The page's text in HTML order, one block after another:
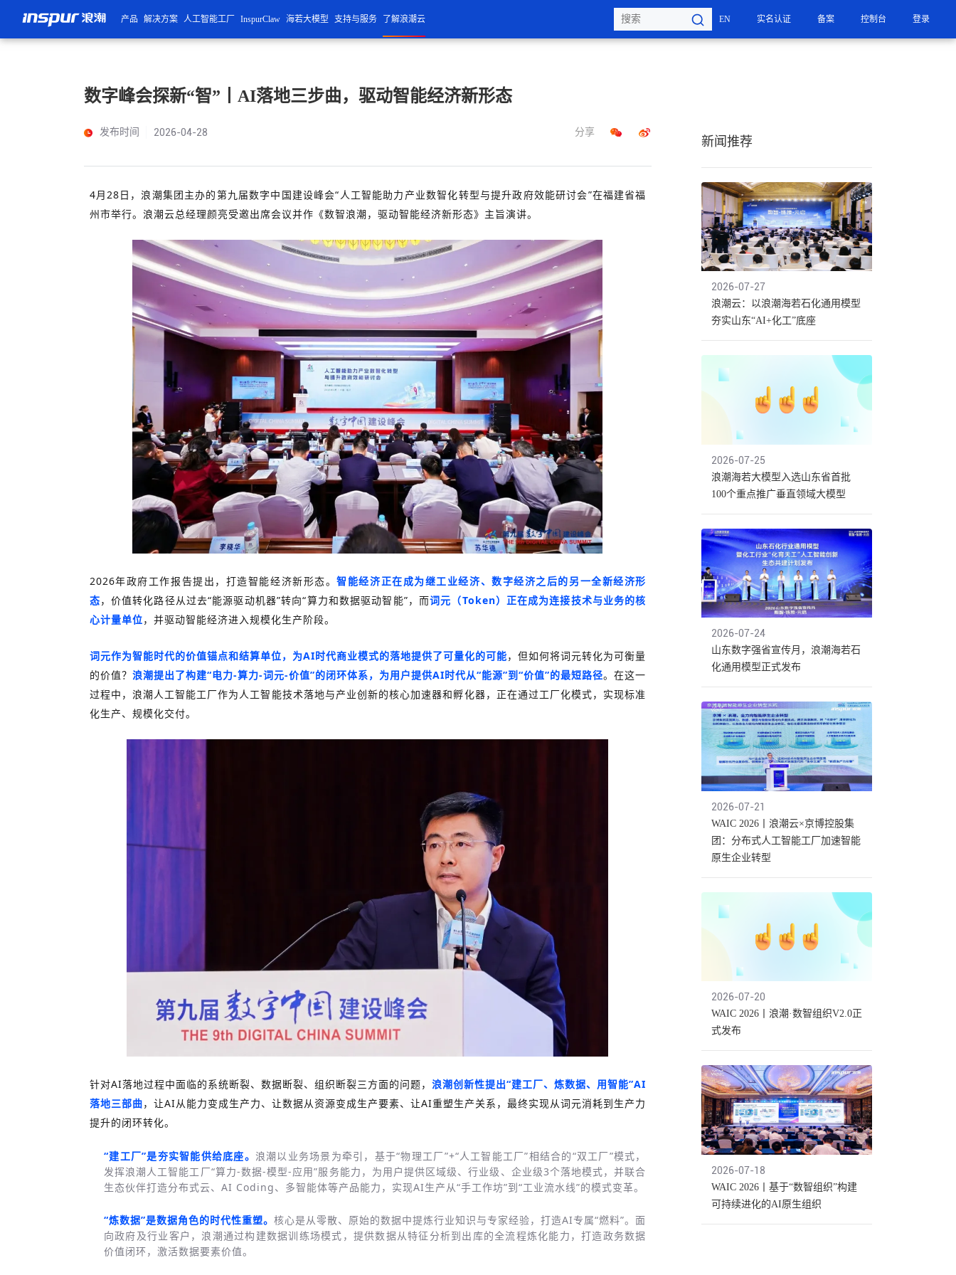
产品 解决方案 人工智能工厂 InspurClaw 海若大模型 支持与服务 了解浪潮云 EN 实名认证 备案 控制台 登录
数字峰会探新“智”丨AI落地三步曲，驱动智能经济新形态
发布时间 2026-04-28 分享
4月28日，浪潮集团主办的第九届数字中国建设峰会“人工智能助力产业数智化转型与提升政府效能研讨会”在福建省福
州市举行。浪潮云总经理颜亮受邀出席会议并作《数智浪潮，驱动智能经济新形态》主旨演讲。
2026年政府工作报告提出，打造智能经济新形态。智能经济正在成为继工业经济、数字经济之后的另一全新经济形
态，价值转化路径从过去“能源驱动机器”转向“算力和数据驱动智能”，而词元（Token）正在成为连接技术与业务的核
心计量单位，并驱动智能经济进入规模化生产阶段。
词元作为智能时代的价值锚点和结算单位，为AI时代商业模式的落地提供了可量化的可能，但如何将词元转化为可衡量
的价值？ 浪潮提出了构建“电力-算力-词元-价值”的闭环体系，为用户提供AI时代从“能源”到“价值”的最短路径。在这一
过程中，浪潮人工智能工厂作为人工智能技术落地与产业创新的核心加速器和孵化器，正在通过工厂化模式，实现标准
化生产、规模化交付。
针对AI落地过程中面临的系统断裂、数据断裂、组织断裂三方面的问题，浪潮创新性提出“建工厂、炼数据、用智能”AI
落地三部曲，让AI从能力变成生产力、让数据从资源变成生产要素、让AI重塑生产关系，最终实现从词元消耗到生产力
提升的闭环转化。
“建工厂”是夯实智能供给底座。 浪潮以业务场景为牵引，基于“物理工厂”+“人工智能工厂”相结合的“双工厂”模式，
发挥浪潮人工智能工厂“算力-数据-模型-应用”服务能力，为用户提供区域级、行业级、企业级3个落地模式，并联合
生态伙伴打造分布式云、AI Coding、多智能体等产品能力，实现AI生产从“手工作坊”到“工业流水线”的模式变革。
“炼数据”是数据角色的时代性重塑。核心是从零散、原始的数据中提炼行业知识与专家经验，打造AI专属“燃料”。面
向政府及行业客户，浪潮通过构建数据训练场模式，提供数据从特征分析到出库的全流程炼化能力，打造政务数据
价值闭环，激活数据要素价值。
新闻推荐
2026-07-27
浪潮云：以浪潮海若石化通用模型
夯实山东“AI+化工”底座
2026-07-25
浪潮海若大模型入选山东省首批
100个重点推广垂直领域大模型
2026-07-24
山东数字强省宣传月，浪潮海若石
化通用模型正式发布
2026-07-21
WAIC 2026丨浪潮云×京博控股集
团：分布式人工智能工厂加速智能
原生企业转型
2026-07-20
WAIC 2026丨浪潮·数智组织V2.0正
式发布
2026-07-18
WAIC 2026丨基于“数智组织”构建
可持续进化的AI原生组织